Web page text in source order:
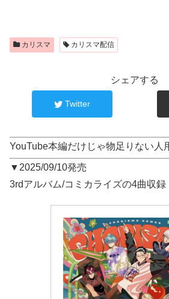
カリスマ カリスマ配信
シェアする
Twitter
YouTube本編だけじゃ物足りない人
▼2025/09/10発売
3rdアルバム/コミカライズの4曲収録